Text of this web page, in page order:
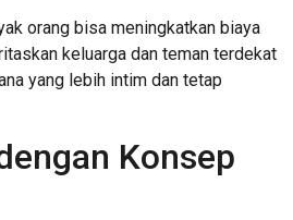
orang bisa meningkatkan biaya
keluarga dan teman terdekat
yang lebih intim dan tetap
Konsep